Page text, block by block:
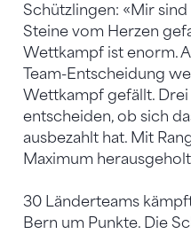
Schützlingen: «Mir
Steine vom Herzen
Wettkampf ist enorm.
Team-Entscheidung
Wettkampf gefällt.
entscheiden, ob sich
ausbezahlt hat. Mit
Maximum
30 Länderteams
Bern um Punkte. Die